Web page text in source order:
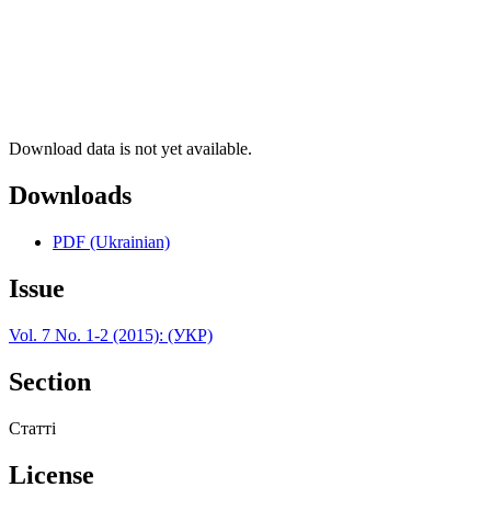
Download data is not yet available.
Downloads
PDF (Ukrainian)
Issue
Vol. 7 No. 1-2 (2015): (УКР)
Section
Статті
License